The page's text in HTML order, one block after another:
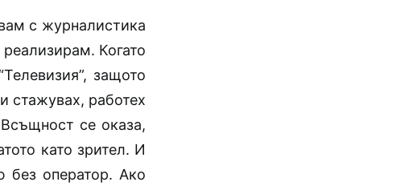
с журналистика
Когато
защото
стажувах, работех
се оказа,
като зрител. И
оператор. Ако